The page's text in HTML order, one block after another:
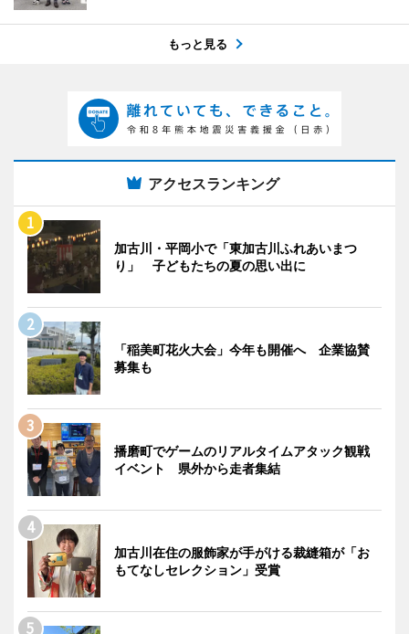
もっと見る
アクセスランキング
加古川・平岡小で「東加古川ふれあいまつ
り」 子どもたちの夏の思い出に
「稲美町花火大会」今年も開催へ 企業協賛
募集も
播磨町でゲームのリアルタイムアタック観戦
イベント 県外から走者集結
加古川在住の服飾家が手がける裁縫箱が「お
もてなしセレクション」受賞